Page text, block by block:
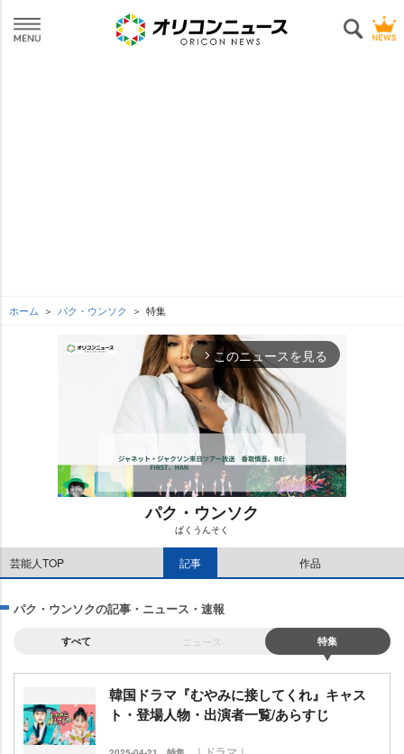
ホーム パク・ウンソク 特集
arrow_forward_ios このニュースを見る
M
t
パク・ウンソク
ぱくうんそく
芸能人TOP 記事 作品
パク・ウンソクの記事・ニュース・速報
すべて ニュース 特集
韓国ドラマ『むやみに接してくれ』キャス
ト・登場人物・出演者一覧/あらすじ
｜ドラマ｜